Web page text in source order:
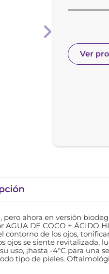
Ver
ahora en versión
DE COCO + ÁCIDO
de los ojos,
ojos se siente revitalizada,
¡hasta -4°C para una
tipo de pieles.